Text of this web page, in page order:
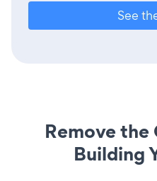
See
Remove the
Building